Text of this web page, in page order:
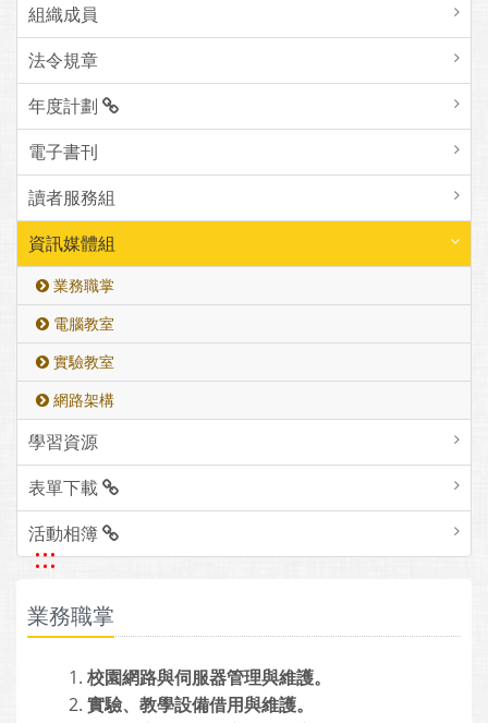
組織成員
法令規章
年度計劃
電子書刊
讀者服務組
資訊媒體組
業務職掌
電腦教室
實驗教室
網路架構
學習資源
表單下載
活動相簿
:::
業務職掌
校園網路與伺服器管理與維護。
實驗、教學設備借用與維護。